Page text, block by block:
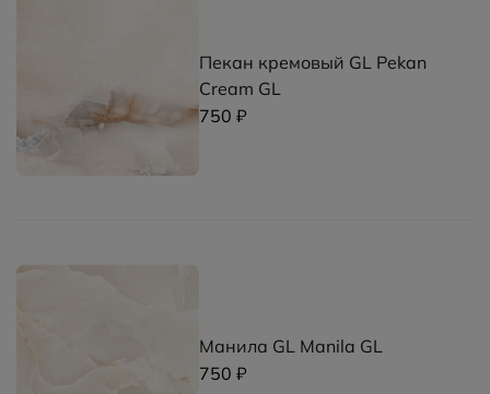
Пекан кремовый GL Pekan
Cream GL
750 ₽
Манила GL Manila GL
750 ₽